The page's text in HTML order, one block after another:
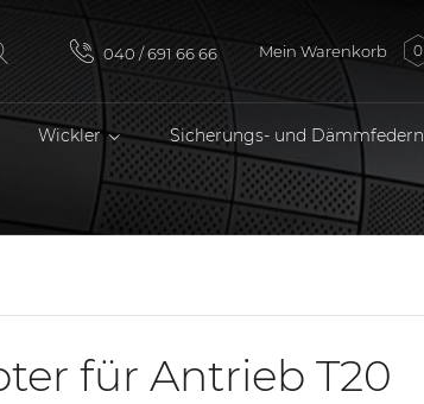
040 / 691 66 66 Mein Warenkorb 0
Wickler Sicherungs- und Dämmfedern
für Antrieb T20